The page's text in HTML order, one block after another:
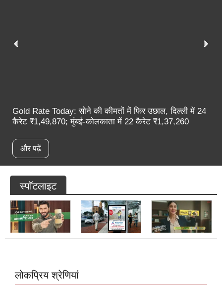
कैरेट ₹1,49,870; मुंबई-कोलकाता में 22 कैरेट ₹1,37,260
और पढ़ें
स्पॉटलाइट
कृषि व्यवसाय